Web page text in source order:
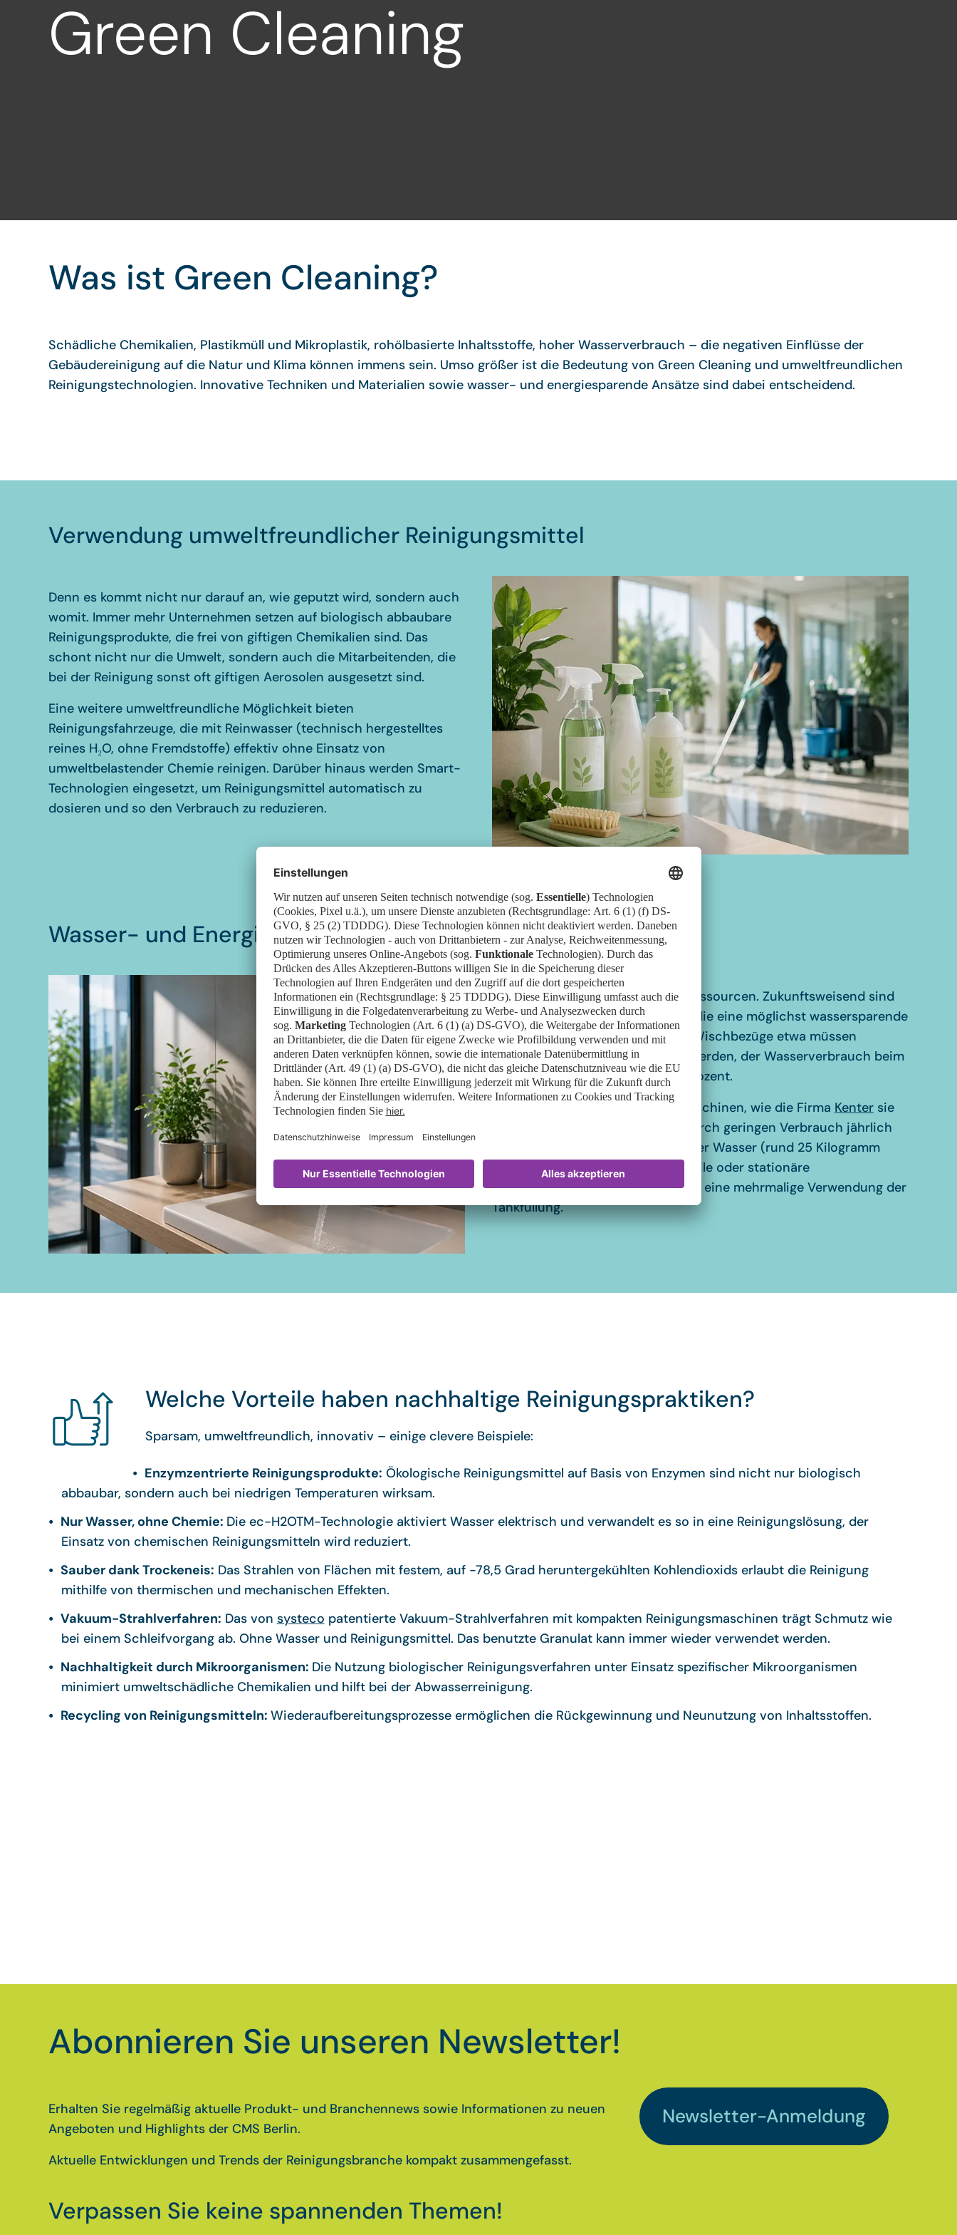
Green Cleaning
Was ist Green Cleaning?
Schädliche Chemikalien, Plastikmüll und Mikroplastik, rohölbasierte Inhaltsstoffe, hoher Wasserverbrauch – die negativen Einflüsse der
Gebäudereinigung auf die Natur und Klima können immens sein. Umso größer ist die Bedeutung von Green Cleaning und umweltfreundlichen
Reinigungstechnologien. Innovative Techniken und Materialien sowie wasser- und energiesparende Ansätze sind dabei entscheidend.
Verwendung umweltfreundlicher Reinigungsmittel
Denn es kommt nicht nur darauf an, wie geputzt wird, sondern auch
womit. Immer mehr Unternehmen setzen auf biologisch abbaubare
Reinigungsprodukte, die frei von giftigen Chemikalien sind. Das
schont nicht nur die Umwelt, sondern auch die Mitarbeitenden, die
bei der Reinigung sonst oft giftigen Aerosolen ausgesetzt sind.
Eine weitere umweltfreundliche Möglichkeit bieten
Reinigungsfahrzeuge, die mit Reinwasser (technisch hergestelltes
reines H₂O, ohne Fremdstoffe) effektiv ohne Einsatz von
umweltbelastender Chemie reinigen. Darüber hinaus werden Smart-
Technologien eingesetzt, um Reinigungsmittel automatisch zu
dosieren und so den Verbrauch zu reduzieren.
Wasser- und Energiespartechnologien
Wasser ist eine der kostbarsten Ressourcen. Zukunftsweisend sind
daher Techniken und Materialien, die eine möglichst wassersparende
Reinigung ermöglichen. Spezielle Wischbezüge etwa müssen
deutlich weniger oft gewaschen werden, der Wasserverbrauch beim
Waschen sinkt so um bis zu 80 Prozent.
Mopp-Roboter und Reinigungsmaschinen, wie die Firma Kentersie
beispielsweise herstellt, sparen durch geringen Verbrauch jährlich
zwischen 90.000 und 300.000 Liter Wasser (rund 25 Kilogramm
CO2 bis 105 Kilogramm CO2). Mobile oder stationäre
Wasserwiederaufbereitung erlaubt eine mehrmalige Verwendung der
Tankfüllung.
Welche Vorteile haben nachhaltige Reinigungspraktiken?
Sparsam, umweltfreundlich, innovativ – einige clevere Beispiele:
Enzymzentrierte Reinigungsprodukte: Ökologische Reinigungsmittel auf Basis von Enzymen sind nicht nur biologisch
abbaubar, sondern auch bei niedrigen Temperaturen wirksam.
Nur Wasser, ohne Chemie: Die ec-H2OTM-Technologie aktiviert Wasser elektrisch und verwandelt es so in eine Reinigungslösung, der
Einsatz von chemischen Reinigungsmitteln wird reduziert.
Sauber dank Trockeneis: Das Strahlen von Flächen mit festem, auf -78,5 Grad heruntergekühlten Kohlendioxids erlaubt die Reinigung
mithilfe von thermischen und mechanischen Effekten.
Vakuum-Strahlverfahren: Das von systeco patentierte Vakuum-Strahlverfahren mit kompakten Reinigungsmaschinen trägt Schmutz wie
bei einem Schleifvorgang ab. Ohne Wasser und Reinigungsmittel. Das benutzte Granulat kann immer wieder verwendet werden.
Nachhaltigkeit durch Mikroorganismen: Die Nutzung biologischer Reinigungsverfahren unter Einsatz spezifischer Mikroorganismen
minimiert umweltschädliche Chemikalien und hilft bei der Abwasserreinigung.
Recycling von Reinigungsmitteln: Wiederaufbereitungsprozesse ermöglichen die Rückgewinnung und Neunutzung von Inhaltsstoffen.
Abonnieren Sie unseren Newsletter!
Erhalten Sie regelmäßig aktuelle Produkt- und Branchennews sowie Informationen zu neuen
Angeboten und Highlights der CMS Berlin.
Aktuelle Entwicklungen und Trends der Reinigungsbranche kompakt zusammengefasst.
Newsletter-Anmeldung
Verpassen Sie keine spannenden Themen!